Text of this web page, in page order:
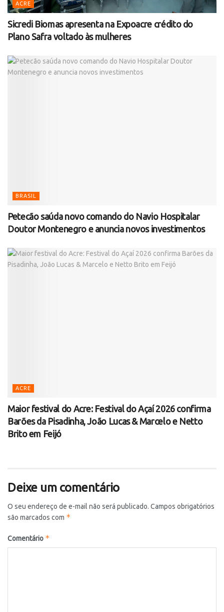
ACRE
Sicredi Biomas apresenta na Expoacre crédito do
Plano Safra voltado às mulheres
BRASIL
Petecão saúda novo comando do Navio Hospitalar
Doutor Montenegro e anuncia novos investimentos
ACRE
Maior festival do Acre: Festival do Açaí 2026 confirma
Barões da Pisadinha, João Lucas & Marcelo e Netto
Brito em Feijó
Deixe um comentário
O seu endereço de e-mail não será publicado. Campos obrigatórios
são marcados com *
Comentário *